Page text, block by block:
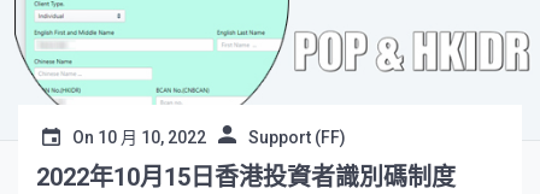
On 10 月 10, 2022 Support (FF)
2022年10月15日香港投資者識別碼制度